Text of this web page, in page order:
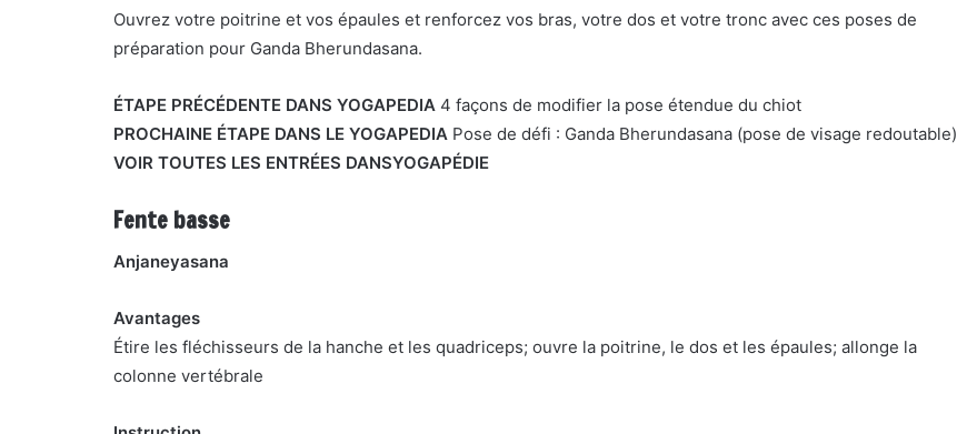
Ouvrez votre poitrine et vos épaules et renforcez vos bras, votre dos et votre tronc avec ces poses de
préparation pour Ganda Bherundasana.
ÉTAPE PRÉCÉDENTE DANS YOGAPEDIA 4 façons de modifier la pose étendue du chiot
PROCHAINE ÉTAPE DANS LE YOGAPEDIA Pose de défi : Ganda Bherundasana (pose de visage redoutable)
VOIR TOUTES LES ENTRÉES DANSYOGAPÉDIE
Fente basse
Anjaneyasana
Avantages
Étire les fléchisseurs de la hanche et les quadriceps; ouvre la poitrine, le dos et les épaules; allonge la
colonne vertébrale